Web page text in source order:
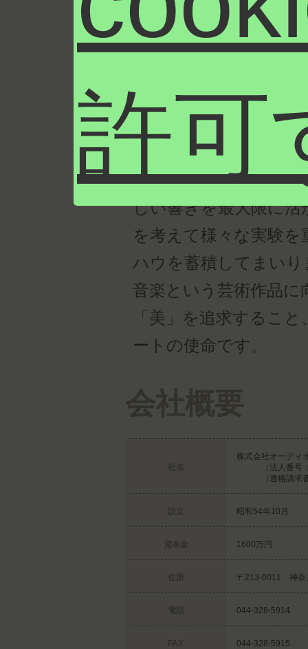
造しております。音
正しい設計と技術が
るための最善方法を
我々は創業当時より
ております。 銀は導
く、素材そのものの
しい響きを最大限に
を考えて様々な実験
ハウを蓄積してまいり
音楽という芸術作品
「美」を追求するこ
ートの使命です。
会社概要
株式会社オーディ
（法人番号
（適格請求書
昭和54年10月
1600万円
〒213-0011 神奈
044-328-5914
044-328-5915
許可